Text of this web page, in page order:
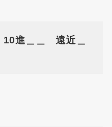
進＿＿ 遠近＿